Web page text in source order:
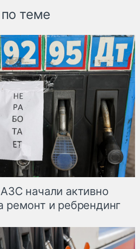
теме
начали активно
ремонт и ребрендинг